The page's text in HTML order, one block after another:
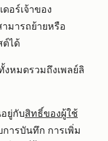
อร์เจ้าของ
มารถย้ายหรือ
ต์ได้
หมดรวมถึงเพลย์ลิ
ยู่กับสิทธิ์ของผู้ใช้
การบันทึก การเพิ่ม